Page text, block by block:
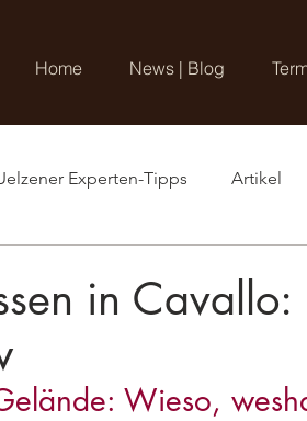
Home News | Blog
Experten-Tipps Artikel
in Cavallo:
Wieso,